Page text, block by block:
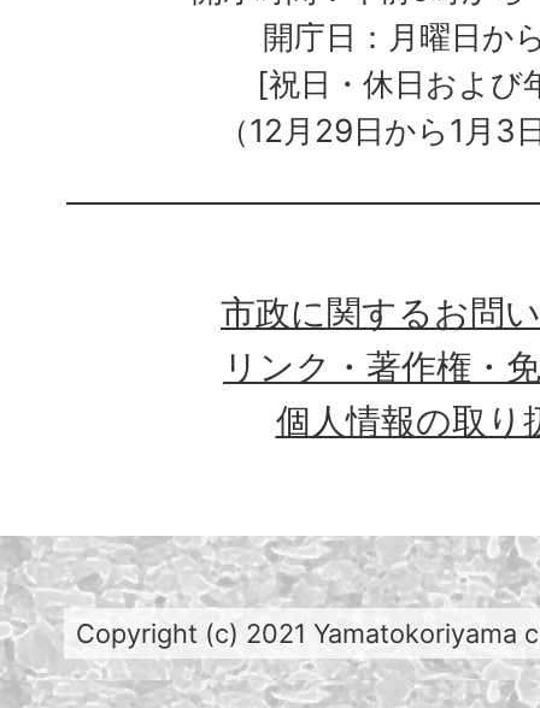
開庁日：月曜日か
[祝日・休日および
（12月29日から1月3
市政に関するお問
リンク・著作権・
個人情報の取り
Copyright (c) 2021 Yamatokoriyama